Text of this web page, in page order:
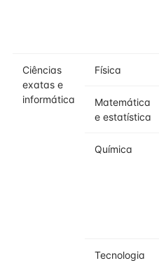
Ciências
exatas e
informática
Física
Matemática
e estatística
Química
Tecnologia